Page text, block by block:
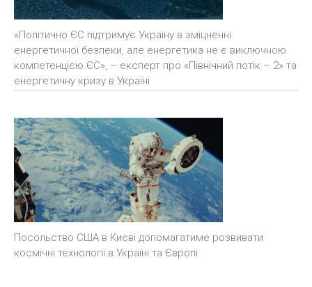
«Політично ЄС підтримує Україну в зміцненні
енергетичної безпеки, але енергетика не є виключною
компетенцією ЄС», – експерт про «Північний потік – 2» та
енергетичну кризу в Україні
Посольство США в Києві допомагатиме розвивати
космічні технології в Україні та Європі